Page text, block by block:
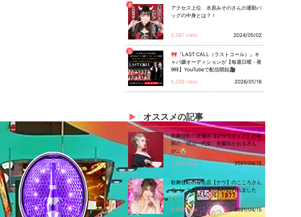
4
アクセス上位 水原みそのさんの通勤バ
ッグの中身とは？！
5,387 view 2024/05/02
5
🎀『LAST CALL（ラストコール）』キ
ャバ嬢オーディションが【毎週日曜・夜
9時】YouTubeで配信開始🎥
5,268 view
2026/01/16
オススメの記事
歌舞伎町の老舗店【プラウディア】の令
和の「明治一代女」美蘭田かおるさん
が…😭
3,243 view
2021/04/15
歌舞伎町の有名店【ナウ】のこころさん
のバースデーイベントが行われました
🍾
2,526 view
2021/04/15